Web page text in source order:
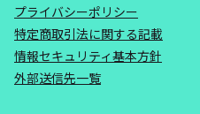
プライバシーポリシー
特定商取引法に関する記載
情報セキュリティ基本方針
外部送信先一覧